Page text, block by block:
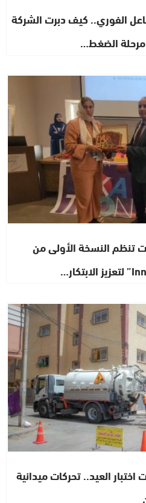
الفوري.. كيف دبرت الشركة
الضغط…
تنظم النسخة الأولى من
العيد.. تحركات ميدانية